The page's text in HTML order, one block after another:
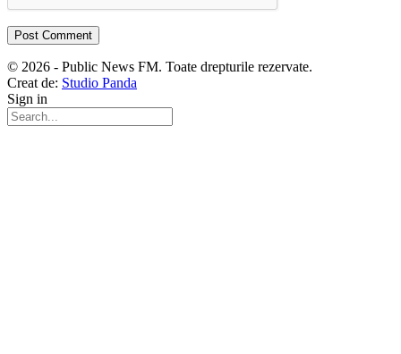
© 2026 - Public News FM. Toate drepturile rezervate.
Creat de: Studio Panda
Sign in